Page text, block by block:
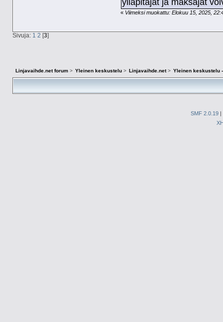
« Viimeksi muokattu: Elokuu 15, 2025,
Sivuja: 1 2 [3]
Linjavaihde.net forum> Yleinen keskustelu > Linjavaihde.net> Yleinen keskustelu
SMF 2.0.19 |